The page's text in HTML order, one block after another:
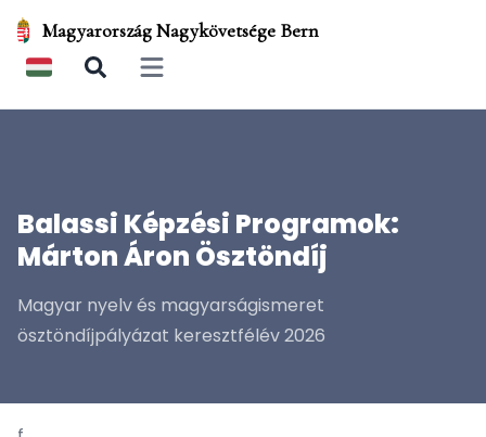
Magyarország Nagykövetsége Bern
Open main menu
Balassi Képzési Programok:
Márton Áron Ösztöndíj
Magyar nyelv és magyarságismeret
ösztöndíjpályázat keresztfélév 2026